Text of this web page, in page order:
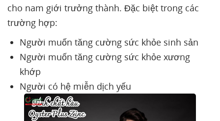
cho nam giới trưởng thành. Đặc biệt trong các
trường hợp:
Người muốn tăng cường sức khỏe sinh sản
Người muốn tăng cường sức khỏe xương
khớp
Người có hệ miễn dịch yếu